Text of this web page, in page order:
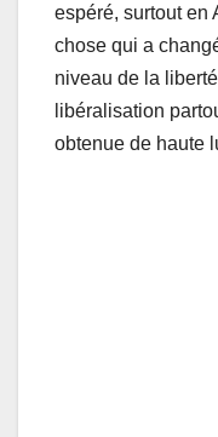
espéré, surtout en
chose qui a
niveau de la
libéralisation
obtenue de haute